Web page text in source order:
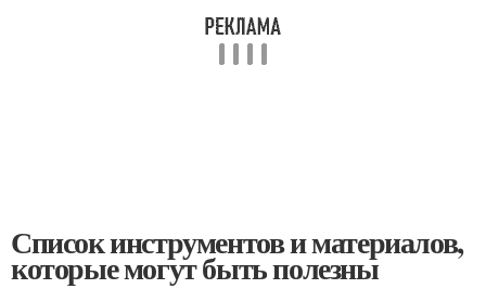
Список инструментов и материалов,
которые могут быть полезны